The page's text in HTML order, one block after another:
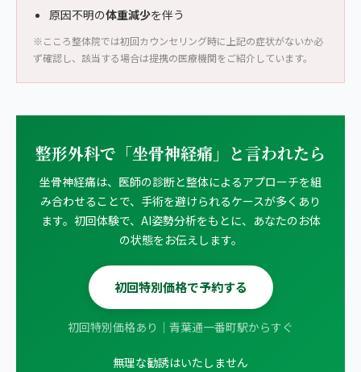
原因不明の体重減少を伴う
※こころ整体院では初回カウンセリング時に上記の症状がないか必
ず確認し、該当する場合は提携の医療機関をご紹介しています。
整形外科で「坐骨神経痛」と言われたら
坐骨神経痛は、医師の診断と整体によるアプローチを組
み合わせることで、手術を避けられるケースが多くあり
ます。初回体験で、AI姿勢分析をもとに、あなたのお体
の状態をお伝えします。
初回特別価格で予約する
初回特別価格あり｜青葉通一番町駅からすぐ
無理な勧誘はいたしません